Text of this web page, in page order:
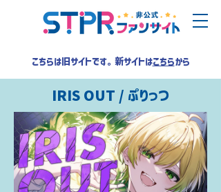
こちらは旧サイトです。新サイトはこちらから
IRIS OUT / ぷりっつ